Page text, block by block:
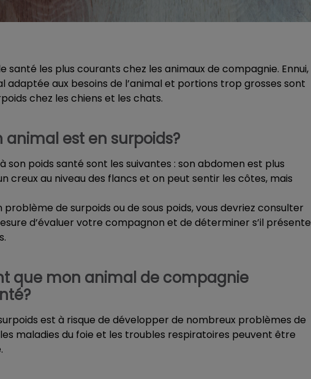
santé les plus courants chez les animaux de compagnie. Ennui,
adaptée aux besoins de l’animal et portions trop grosses sont
chez les chiens et les chats.
est en surpoids?
son poids santé sont les suivantes : son abdomen est plus
creux au niveau des flancs et on peut sentir les côtes, mais
de surpoids ou de sous poids, vous devriez consulter
d’évaluer votre compagnon et de déterminer s’il présente
que mon animal de compagnie
est à risque de développer de nombreux problèmes de
maladies du foie et les troubles respiratoires peuvent être